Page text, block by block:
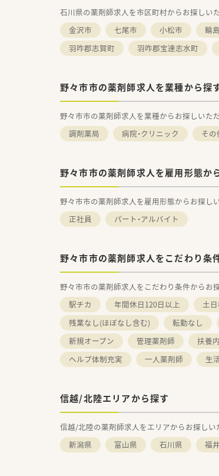
石川県の薬剤師求人を市区町村からお探しい
金沢市
七尾市 小松市 輪
羽咋郡志賀町
羽咋郡宝達志水町
野々市市の薬剤師求人を業種から探
野々市市の薬剤師求人を業種からお探しいた
調剤薬局
病院・クリニック その
野々市市の薬剤師求人を雇用形態か
野々市市の薬剤師求人を雇用形態からお探し
正社員
パート・アルバイト
野々市市の薬剤師求人をこだわり条
野々市市の薬剤師求人をこだわり条件からお
駅チカ
年間休日120日以上 土
残業なし(ほぼなし含む)
転勤なし
新規オープン
管理薬剤師 扶養
ヘルプ体制充実
一人薬剤師 生
信越/北陸エリアから探す
信越/北陸の薬剤師求人をエリアからお探しい
新潟県
富山県 石川県 福